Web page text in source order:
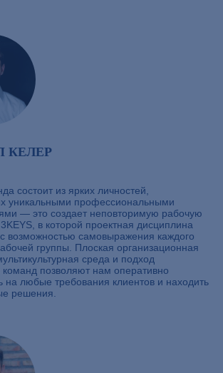
КЕЛЕР
состоит из ярких личностей,
уникальными профессиональными
— это создает неповторимую рабочую
в которой проектная дисциплина
с возможностью самовыражения каждого
группы. Плоская организационная
среда и подход
позволяют нам оперативно
на любые требования клиентов и находить
решения.